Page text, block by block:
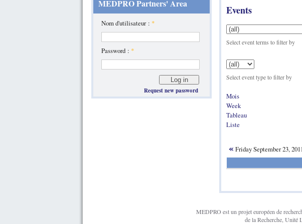
MEDPRO Partners' Area
Nom d'utilisateur : *
Password : *
Request new password
Events
Select event terms to filter by
Select event type to filter by
Mois
Week
Tableau
Liste
« Friday September 23,
MEDPRO est un projet européen de
de la Recherche, Unité